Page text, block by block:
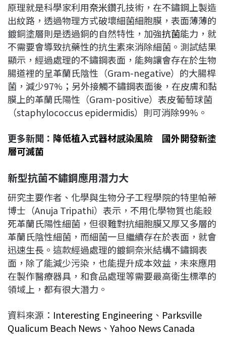
原理就是科學家利用奈米鑽孔技術，在不鏽鋼上製造
出紋路，透過物理方式破壞細菌細胞膜，表面薄薄的
鍍銅塗層則是透過銅的自然特性，加強抗菌能力，就
不需要會導致抗藥性的抗生素來消除細菌。測試結果
顯示，經過處理的不鏽鋼表面，能夠讓會存在於生物
腸道裡的呈革蘭氏陰性（Gram-negative）的大腸桿
菌，減少97%；另外接觸不鏽鋼表面後，在皮膚和黏
膜上的革蘭氏陽性（Gram-positive）表皮葡萄球菌
（staphylococcus epidermidis）則可消除99%。
更多新聞： 降低植入式器材感染風險 國外開發新塗
層可滅菌
新型抗菌不鏽鋼應用潛力大
研究主要作者、化學與生物分子工程學院的特里帕蒂
博士（Anuja Tripathi）表示，不用化學物質也能殺
死革蘭氏陽性細菌，但很難對抗細胞膜又厚又多層的
革蘭氏陰性細菌，而細菌一旦繼續存在於表面，就會
迅速生長。這款經過處理的鍍銅奈米結構不鏽鋼表
面，除了能減少污染，也能提升成本效益，未來應用
在製作醫療器具，和食品處理等需要最高衛生標準的
領域上，都有很大潛力。
資料來源： Interesting Engineering 、 Parksville
Qualicum Beach News 、 Yahoo News Canada